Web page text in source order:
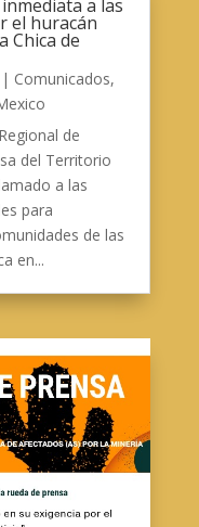
a las
el huracán
Chica de
Comunicados,
de
del Territorio
a las
para
de las
en...